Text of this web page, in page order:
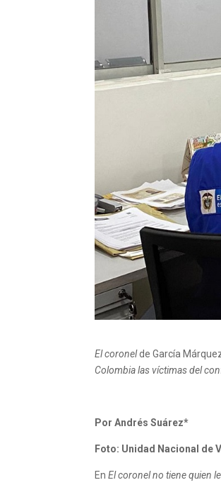
El coronelde García
Colombia las víctimas del
Por Andrés Suárez*
Foto: Unidad Nacional de
En El coronel no tiene quien